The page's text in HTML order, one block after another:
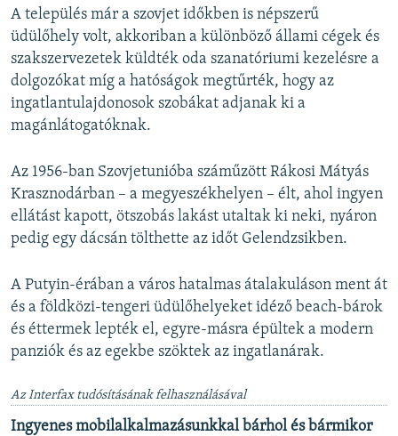
A település már a szovjet időkben is népszerű
üdülőhely volt, akkoriban a különböző állami cégek és
szakszervezetek küldték oda szanatóriumi kezelésre a
dolgozókat míg a hatóságok megtűrték, hogy az
ingatlantulajdonosok szobákat adjanak ki a
magánlátogatóknak.
Az 1956-ban Szovjetunióba száműzött Rákosi Mátyás
Krasznodárban – a megyeszékhelyen – élt, ahol ingyen
ellátást kapott, ötszobás lakást utaltak ki neki, nyáron
pedig egy dácsán tölthette az időt Gelendzsikben.
A Putyin-érában a város hatalmas átalakuláson ment át
és a földközi-tengeri üdülőhelyeket idéző beach-bárok
és éttermek lepték el, egyre-másra épültek a modern
panziók és az egekbe szöktek az ingatlanárak.
Az Interfax tudósításának felhasználásával
Ingyenes mobilalkalmazásunkkal bárhol és bármikor